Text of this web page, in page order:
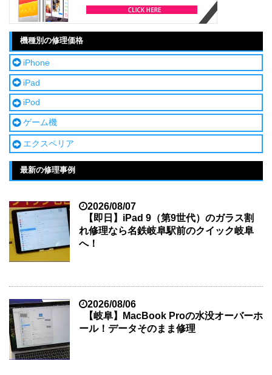
機種別の修理価格
iPhone
iPad
iPod
ゲーム機
エクスペリア
最新の修理事例
2026/08/07
【即日】iPad 9（第9世代）のガラス割
れ修理なら名鉄岐阜駅前のクイック岐阜
へ！
2026/08/06
【岐阜】MacBook Proの水没オーバーホ
ール！データそのまま修理